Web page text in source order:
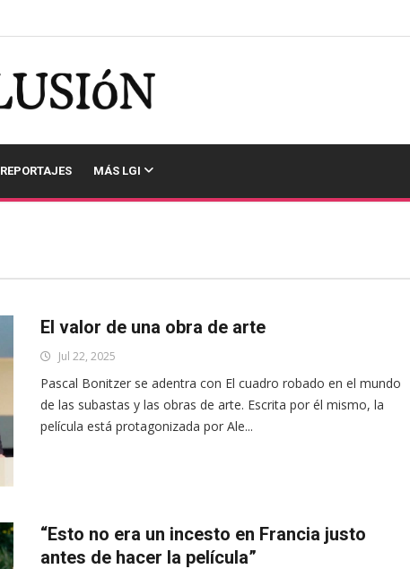
REPORTAJES MÁS LGI
El valor de una obra de arte
Jul 22, 2025
Pascal Bonitzer se adentra con El cuadro robado en el mundo
de las subastas y las obras de arte. Escrita por él mismo, la
película está protagonizada por Ale...
“Esto no era un incesto en Francia justo
antes de hacer la película”